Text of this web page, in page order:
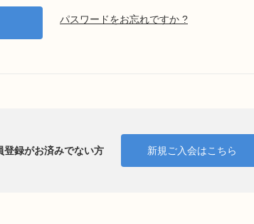
パスワードをお忘れですか ?
登録がお済みでない方 新規ご入会はこちら